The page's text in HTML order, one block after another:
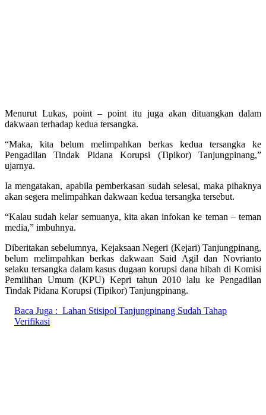
Menurut Lukas, point – point itu juga akan dituangkan dalam
dakwaan terhadap kedua tersangka.
“Maka, kita belum melimpahkan berkas kedua tersangka ke
Pengadilan Tindak Pidana Korupsi (Tipikor) Tanjungpinang,”
ujarnya.
Ia mengatakan, apabila pemberkasan sudah selesai, maka pihaknya
akan segera melimpahkan dakwaan kedua tersangka tersebut.
“Kalau sudah kelar semuanya, kita akan infokan ke teman – teman
media,” imbuhnya.
Diberitakan sebelumnya, Kejaksaan Negeri (Kejari) Tanjungpinang,
belum melimpahkan berkas dakwaan Said Agil dan Novrianto
selaku tersangka dalam kasus dugaan korupsi dana hibah di Komisi
Pemilihan Umum (KPU) Kepri tahun 2010 lalu ke Pengadilan
Tindak Pidana Korupsi (Tipikor) Tanjungpinang.
Baca Juga : Lahan Stisipol Tanjungpinang Sudah Tahap
Verifikasi